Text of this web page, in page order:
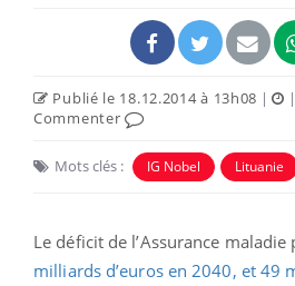
Publié le 18.12.2014 à 13h08 | |
Commenter
Mots clés : IG Nobel Lituanie
Le déficit de l’Assurance
milliards d’euros en 2040, et 49